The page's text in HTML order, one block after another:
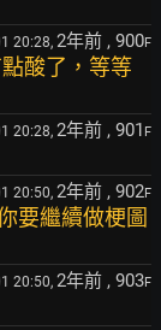
20:28, 2年前 , 900F
酸了，等等
20:28, 2年前 , 901 F
20:50, 2年前 , 902F
要繼續做梗圖
20:50, 2年前 , 903F